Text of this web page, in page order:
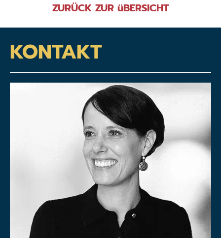
ZURÜCK ZUR üBERSICHT
KONTAKT